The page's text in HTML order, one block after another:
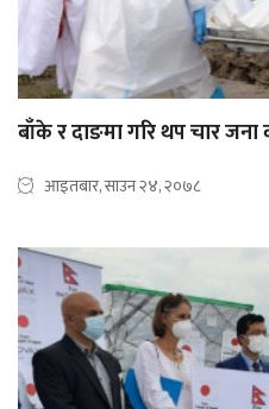
बाँके र दाङमा गरि थप चार जना
आइतबार, साउन २४, २०७८